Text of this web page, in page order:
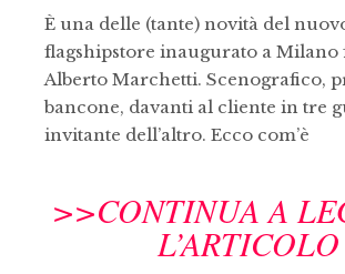
È una delle (tante) novità del
flagshipstore inaugurato a Milano
Alberto Marchetti. Scenografico,
bancone, davanti al cliente in tre
invitante dell’altro. Ecco com’è
>>CONTINUA A
L’ARTICOLO